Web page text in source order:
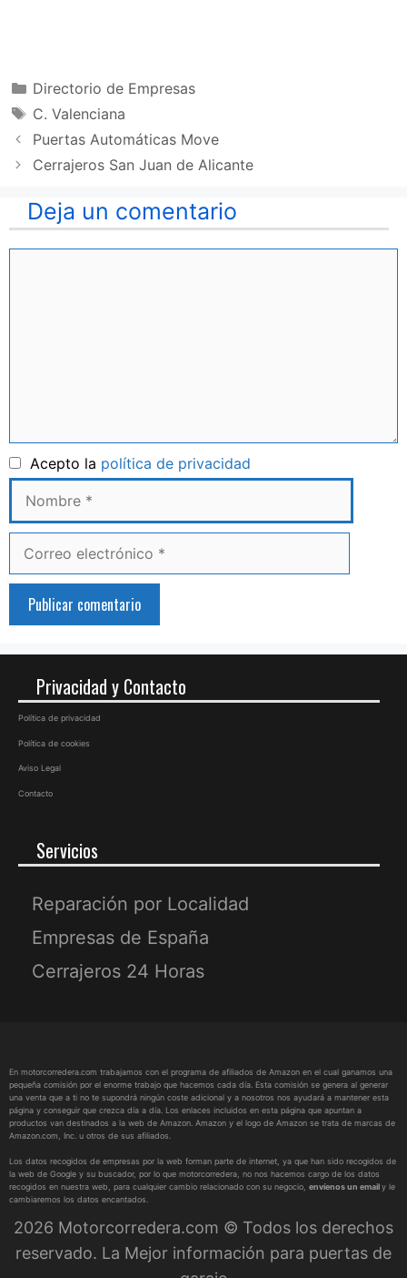
Categorías
Directorio de Empresas
Etiquetas
C. Valenciana
Puertas Automáticas Move
Cerrajeros San Juan de Alicante
Deja un comentario
Acepto la política de privacidad
Privacidad y Contacto
Política de privacidad
Política de cookies
Aviso Legal
Contacto
Servicios
Reparación por Localidad
Empresas de España
Cerrajeros 24 Horas
En motorcorredera.com trabajamos con el programa de afiliados de Amazon en el cual ganamos una
pequeña comisión por el enorme trabajo que hacemos cada día. Esta comisión se genera al generar
una venta que a ti no te supondrá ningún coste adicional y a nosotros nos ayudará a mantener esta
página y conseguir que crezca día a día. Los enlaces incluidos en esta página que apuntan a
productos van destinados a la web de Amazon. Amazon y el logo de Amazon se trata de marcas de
Amazon.com, Inc. u otros de sus afiliados.
Los datos recogidos de empresas por la web forman parte de internet, ya que han sido recogidos de
la web de Google y su buscador, por lo que motorcorredera, no nos hacemos cargo de los datos
recogidos en nuestra web, para cualquier cambio relacionado con su negocio, envíenos un emaily le
cambiaremos los datos encantados.
2026 Motorcorredera.com © Todos los derechos
reservado. La Mejor información para puertas de